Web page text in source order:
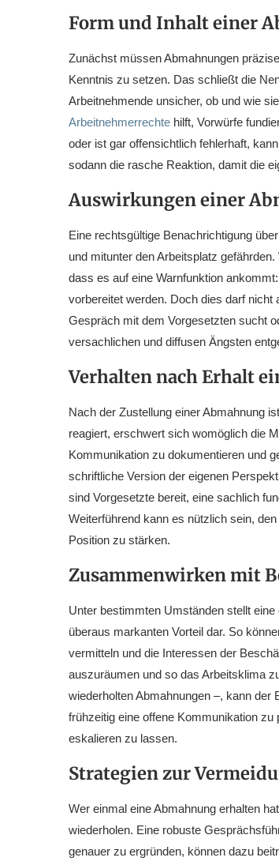
Form und Inhalt einer
Zunächst müssen Abmahnungen
Kenntnis zu setzen. Das schließt die
Arbeitnehmende unsicher, ob und wie
Arbeitnehmerrechte hilft, Vorwürfe
oder ist gar offensichtlich fehlerhaft,
sodann die rasche Reaktion, damit die
Auswirkungen einer
Eine rechtsgültige Benachrichtigung
und mitunter den Arbeitsplatz
dass es auf eine Warnfunktion
vorbereitet werden. Doch dies darf
Gespräch mit dem Vorgesetzten sucht
versachlichen und diffusen Ängsten
Verhalten nach Erhalt
Nach der Zustellung einer Abmahnung
reagiert, erschwert sich womöglich die
Kommunikation zu dokumentieren und
schriftliche Version der eigenen
sind Vorgesetzte bereit, eine sachlich
Weiterführend kann es nützlich sein,
Position zu stärken.
Zusammenwirken mit
Unter bestimmten Umständen stellt
überaus markanten Vorteil dar. So
vermitteln und die Interessen der
auszuräumen und so das Arbeitsklima
wiederholten Abmahnungen –, kann der
frühzeitig eine offene Kommunikation
eskalieren zu lassen.
Strategien zur
Wer einmal eine Abmahnung erhalten
wiederholen. Eine robuste
genauer zu ergründen, können dazu